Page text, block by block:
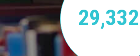
29,332